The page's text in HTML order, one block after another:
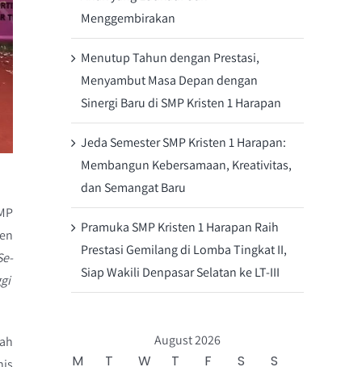
Menggembirakan
Menutup Tahun dengan Prestasi,
Menyambut Masa Depan dengan
Sinergi Baru di SMP Kristen 1 Harapan
Jeda Semester SMP Kristen 1 Harapan:
Membangun Kebersamaan, Kreativitas,
dan Semangat Baru
Pramuka SMP Kristen 1 Harapan Raih
Prestasi Gemilang di Lomba Tingkat II,
Siap Wakili Denpasar Selatan ke LT-III
August 2026
M T W T F S S